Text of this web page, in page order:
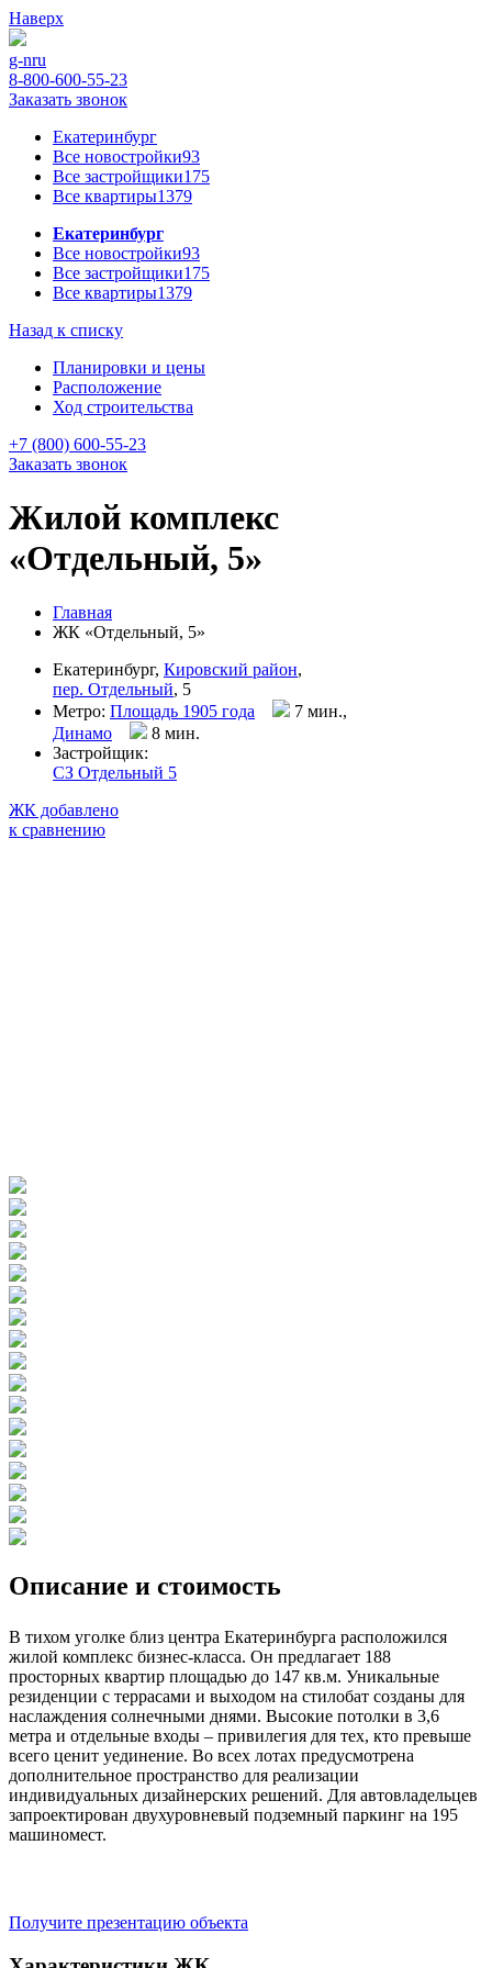
Наверх
g-nru
8-800-600-55-23
Заказать звонок
Екатеринбург
Все новостройки93
Все застройщики175
Все квартиры1379
Екатеринбург
Все новостройки93
Все застройщики175
Все квартиры1379
Назад к списку
Планировки и цены
Расположение
Ход строительства
+7 (800) 600-55-23
Заказать звонок
Жилой комплекс
«Отдельный, 5»
Главная
ЖК «Отдельный, 5»
Екатеринбург, Кировский район,
пер. Отдельный, 5
Метро: Площадь 1905 года
7 мин.,
Динамо
8 мин.
Застройщик:
СЗ Отдельный 5
ЖК добавлено
к сравнению
Описание и стоимость
В тихом уголке близ центра Екатеринбурга расположился
жилой комплекс бизнес-класса. Он предлагает 188
просторных квартир площадью до 147 кв.м. Уникальные
резиденции с террасами и выходом на стилобат созданы для
наслаждения солнечными днями. Высокие потолки в 3,6
метра и отдельные входы – привилегия для тех, кто превыше
всего ценит уединение. Во всех лотах предусмотрена
дополнительное пространство для реализации
индивидуальных дизайнерских решений. Для автовладельцев
запроектирован двухуровневый подземный паркинг на 195
машиномест.
Получите презентацию объекта